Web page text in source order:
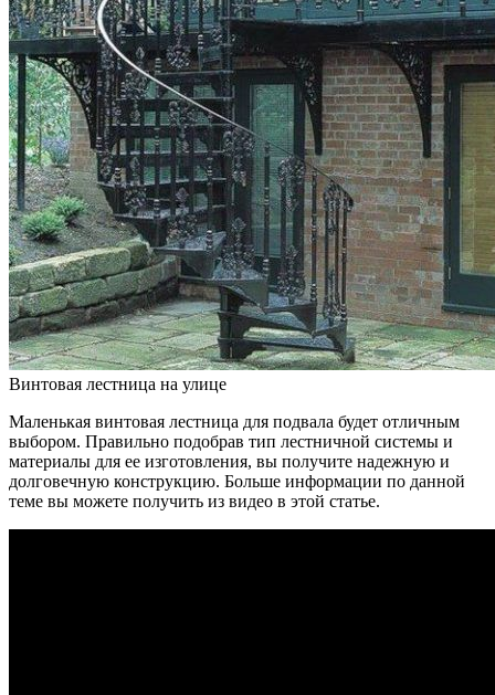
Винтовая лестница на улице
Маленькая винтовая лестница для подвала будет отличным
выбором. Правильно подобрав тип лестничной системы и
материалы для ее изготовления, вы получите надежную и
долговечную конструкцию. Больше информации по данной
теме вы можете получить из видео в этой статье.